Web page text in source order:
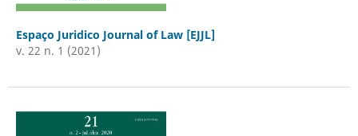
Espaço Juridico Journal of Law [EJJL]
v. 22 n. 1 (2021)